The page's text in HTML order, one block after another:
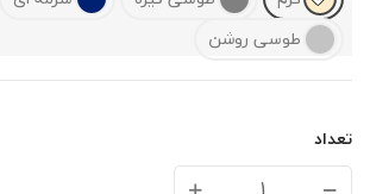
طوسی روشن
تعداد